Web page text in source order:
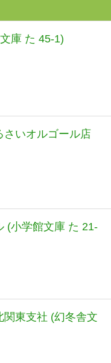
庫 た 45-1)
さいオルゴール店
(小学館文庫 た 21-
東支社 (幻冬舎文